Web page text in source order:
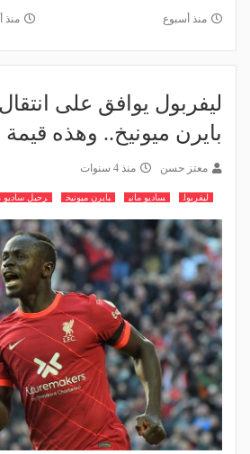
منذ أسبوع منذ
ليفربول يوافق على
بايرن ميونيخ.. وهذه
معتز حسن منذ 4 سنوات
ليفربول ساديو ماني بايرن ميونيخ رحيل ساديو